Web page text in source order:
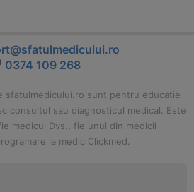
0374 109 268
sfatulmedicului.ro sunt pentru educatie
consultul sau diagnosticul medical. Este
medicul Dvs., fie unul din medicii
la medic Clickmed.